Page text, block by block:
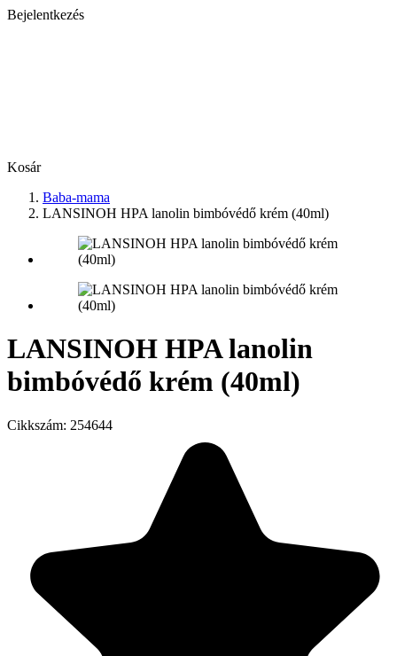
Bejelentkezés
Kosár
Baba-mama
LANSINOH HPA lanolin bimbóvédő krém (40ml)
LANSINOH HPA lanolin
bimbóvédő krém (40ml)
Cikkszám: 254644